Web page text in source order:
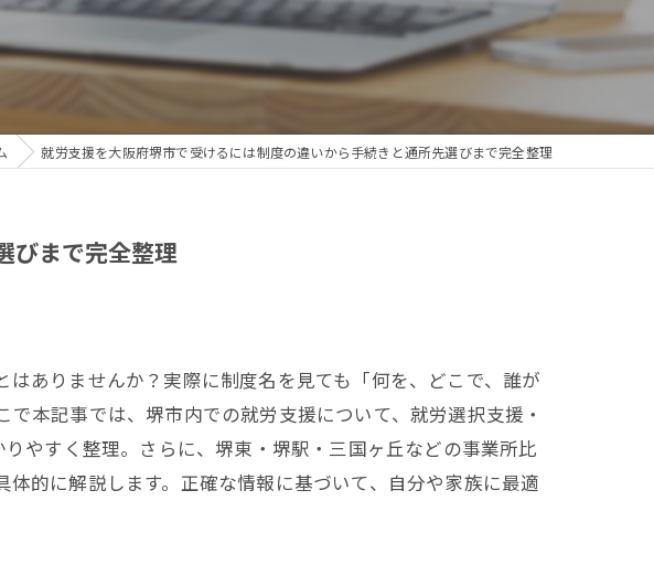
就労支援を大阪府堺市で受けるには制度の違いから手続きと通所先選びまで完全整理
びまで完全整理
ありませんか？実際に制度名を見ても「何を、どこで、誰が
本記事では、堺市内での就労支援について、就労選択支援・
やすく整理。さらに、堺東・堺駅・三国ヶ丘などの事業所比
的に解説します。正確な情報に基づいて、自分や家族に最適